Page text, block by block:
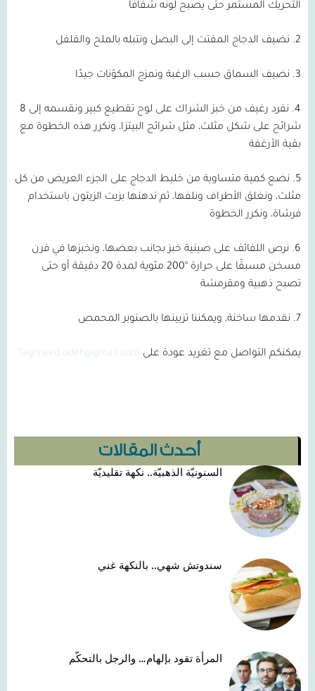
أحدث المقالات
السنونيّة الذهبيّة.. نكهة تقليديّة
سندوتش شهي.. بالنكهة غني
المرأة تقود بإلهام… والرجل بالتحكّم
التحريك المستمر حتى يصبح لونه شفافًا
2. نضيف الدجاج المفتت إلى البصل ونتبله بالملح والفلفل
3. نضيف السماق حسب الرغبة ونمزج المكوّنات جيدًا
4. نفرد رغيف من خبز الشراك على لوح تقطيع كبير ونقسمه إلى 8
شرائح على شكل مثلث، مثل شرائح البيتزا، ونكرر هذه الخطوة مع
بقية الأرغفة
5. نضع كمية متساوية من خليط الدجاج على الجزء العريض من كل
مثلث، ونغلق الأطراف ونلفها، ثم ندهنها بزيت الزيتون باستخدام
فرشاة، ونكرر الخطوة
6. نرص اللفائف على صينية خبز بجانب بعضها، ونخبزها في فرن
مسخن مسبقًا على حرارة °200 مئوية لمدة 20 دقيقة أو حتى
تصبح ذهبية ومقرمشة
7. نقدمها ساخنة، ويمكننا تزيينها بالصنوبر المحمص
يمكنكم التواصل مع تغريد عودة على Taghreed.odeh@gmail.com